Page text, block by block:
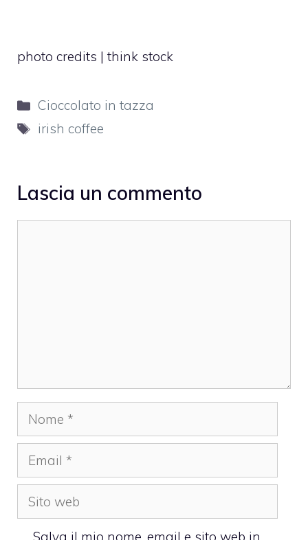
photo credits | think stock
Categorie
Cioccolato in tazza
Tag
irish coffee
Lascia un commento
Nome
Email
Sito
web